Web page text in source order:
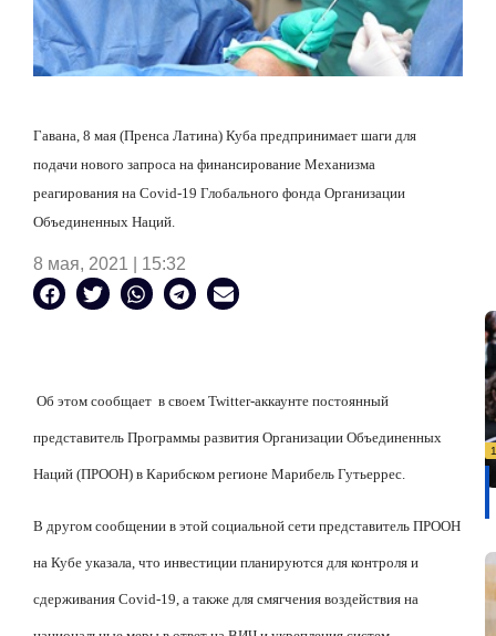
Гавана, 8 мая (Пренса Латина) Куба предпринимает шаги для
подачи нового запроса на финансирование Механизма
реагирования на Covid-19 Глобального фонда Организации
Объединенных Наций.
8 мая, 2021 | 15:32
Об этом сообщает в своем Twitter-аккаунте постоянный
представитель Программы развития Организации Объединенных
Наций (ПРООН) в Карибском регионе Марибель Гутьеррес.
В другом сообщении в этой социальной сети представитель ПРООН
на Кубе указала, что инвестиции планируются для контроля и
сдерживания Covid-19, а также для смягчения воздействия на